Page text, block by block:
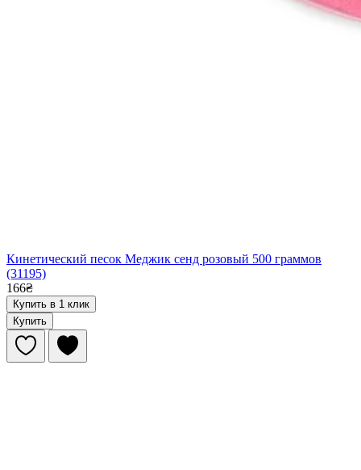
Кинетический песок Меджик сенд розовый 500 граммов
(31195)
166₴
Купить в 1 клик
Купить